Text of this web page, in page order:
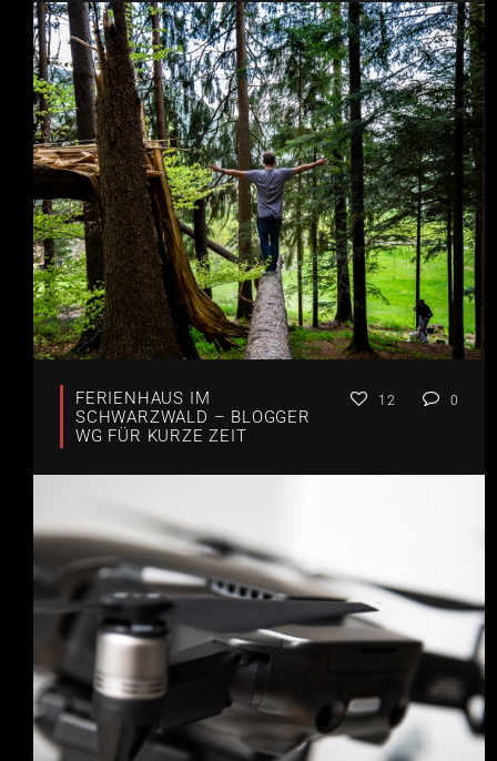
FERIENHAUS IM
SCHWARZWALD – BLOGGER
WG FÜR KURZE ZEIT
12 0